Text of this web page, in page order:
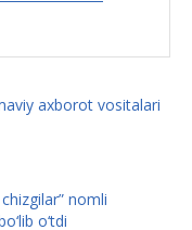
axborot vositalari
nomli
o‘tdi